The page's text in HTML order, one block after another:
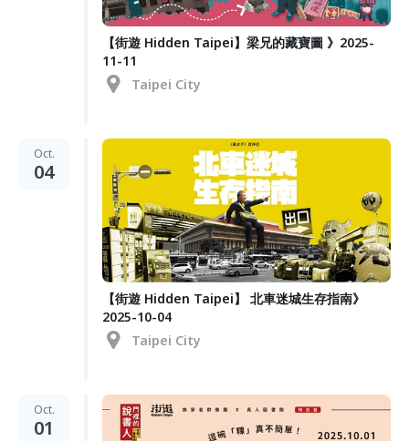
【街遊 Hidden Taipei】梁兄的藏寶圖 》2025-
11-11
Taipei City
Oct.
04
【街遊 Hidden Taipei】 北車迷城生存指南》
2025-10-04
Taipei City
Oct.
01